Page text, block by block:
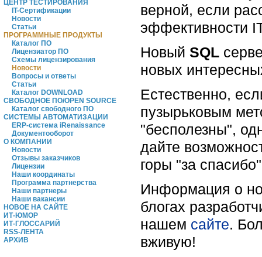
ЦЕНТР ТЕСТИРОВАНИЯ
IT-Сертификации
Новости
Статьи
ПРОГРАММНЫЕ ПРОДУКТЫ
Каталог ПО
Лицензиатор ПО
Схемы лицензирования
Новости
Вопросы и ответы
Статьи
Каталог DOWNLOAD
СВОБОДНОЕ ПО/OPEN SOURCE
Каталог свободного ПО
СИСТЕМЫ АВТОМАТИЗАЦИИ
ERP-система iRenaissance
Документооборот
О КОМПАНИИ
Новости
Отзывы заказчиков
Лицензии
Наши координаты
Программа партнерства
Наши партнеры
Наши вакансии
НОВОЕ НА САЙТЕ
ИТ-ЮМОР
ИТ-ГЛОССАРИЙ
RSS-ЛЕНТА
АРХИВ
верной, если
эффективности
Новый SQL
новых
Естественно,
пузырьковым
"бесполезны",
дайте
горы "за
Информация о
блогах
нашем сайте.
вживую!